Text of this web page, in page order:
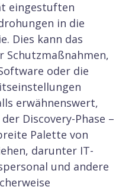
eingestuften
in die
Dies kann das
Schutzmaßnahmen,
oder die
erwähnenswert,
Discovery-Phase –
Palette von
darunter IT-
und andere